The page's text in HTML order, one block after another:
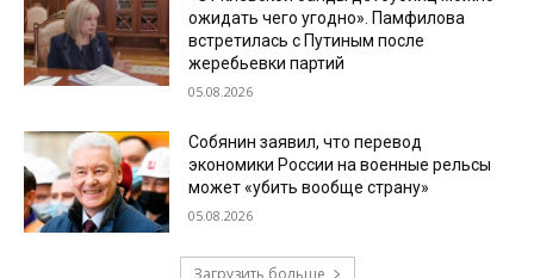
ожидать чего угодно». Памфилова
встретилась с Путиным после
жеребьевки партий
05.08.2026
Собянин заявил, что перевод
экономики России на военные рельсы
может «убить вообще страну»
05.08.2026